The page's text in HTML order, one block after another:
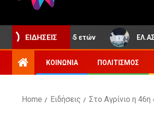
ΕΙΔΉΣΕΙΣ
ηλικία 65 ετών ΕΛ.ΑΣ.:
ΚΟΙΝΩΝΊΑ ΠΟΛΙΤΙΣΜΌΣ
Home Ειδήσεις Στο Αγρίνιο η